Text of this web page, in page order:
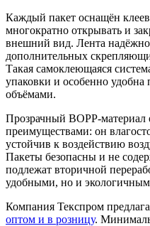
Каждый пакет оснащён
многократно открывать и
внешний вид. Лента надёжно
дополнительных
Такая самоклеющаяся
упаковки и особенно
объёмами.
Прозрачный
преимуществами: он
устойчив к воздействию
Пакеты безопасны и не
подлежат вторичной
удобными, но и
Компания Текспром
оптом и в розницу.